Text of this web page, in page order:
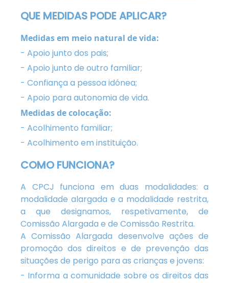
QUE MEDIDAS PODE APLICAR?
Medidas em meio natural de vida:
- Apoio junto dos pais;
- Apoio junto de outro familiar;
- Confiança a pessoa idónea;
- Apoio para autonomia de vida.
Medidas de colocação:
- Acolhimento familiar;
- Acolhimento em instituição.
COMO FUNCIONA?
A CPCJ funciona em duas modalidades: a
modalidade alargada e a modalidade restrita,
a que designamos, respetivamente, de
Comissão Alargada e de Comissão Restrita.
A Comissão Alargada desenvolve ações de
promoção dos direitos e de prevenção das
situações de perigo para as crianças e jovens:
- Informa a comunidade sobre os direitos das